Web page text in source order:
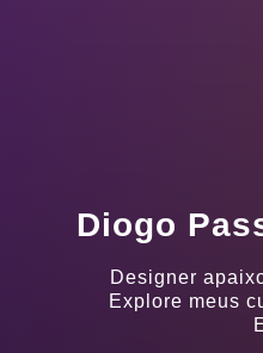
Diogo
Designer
Explore meus